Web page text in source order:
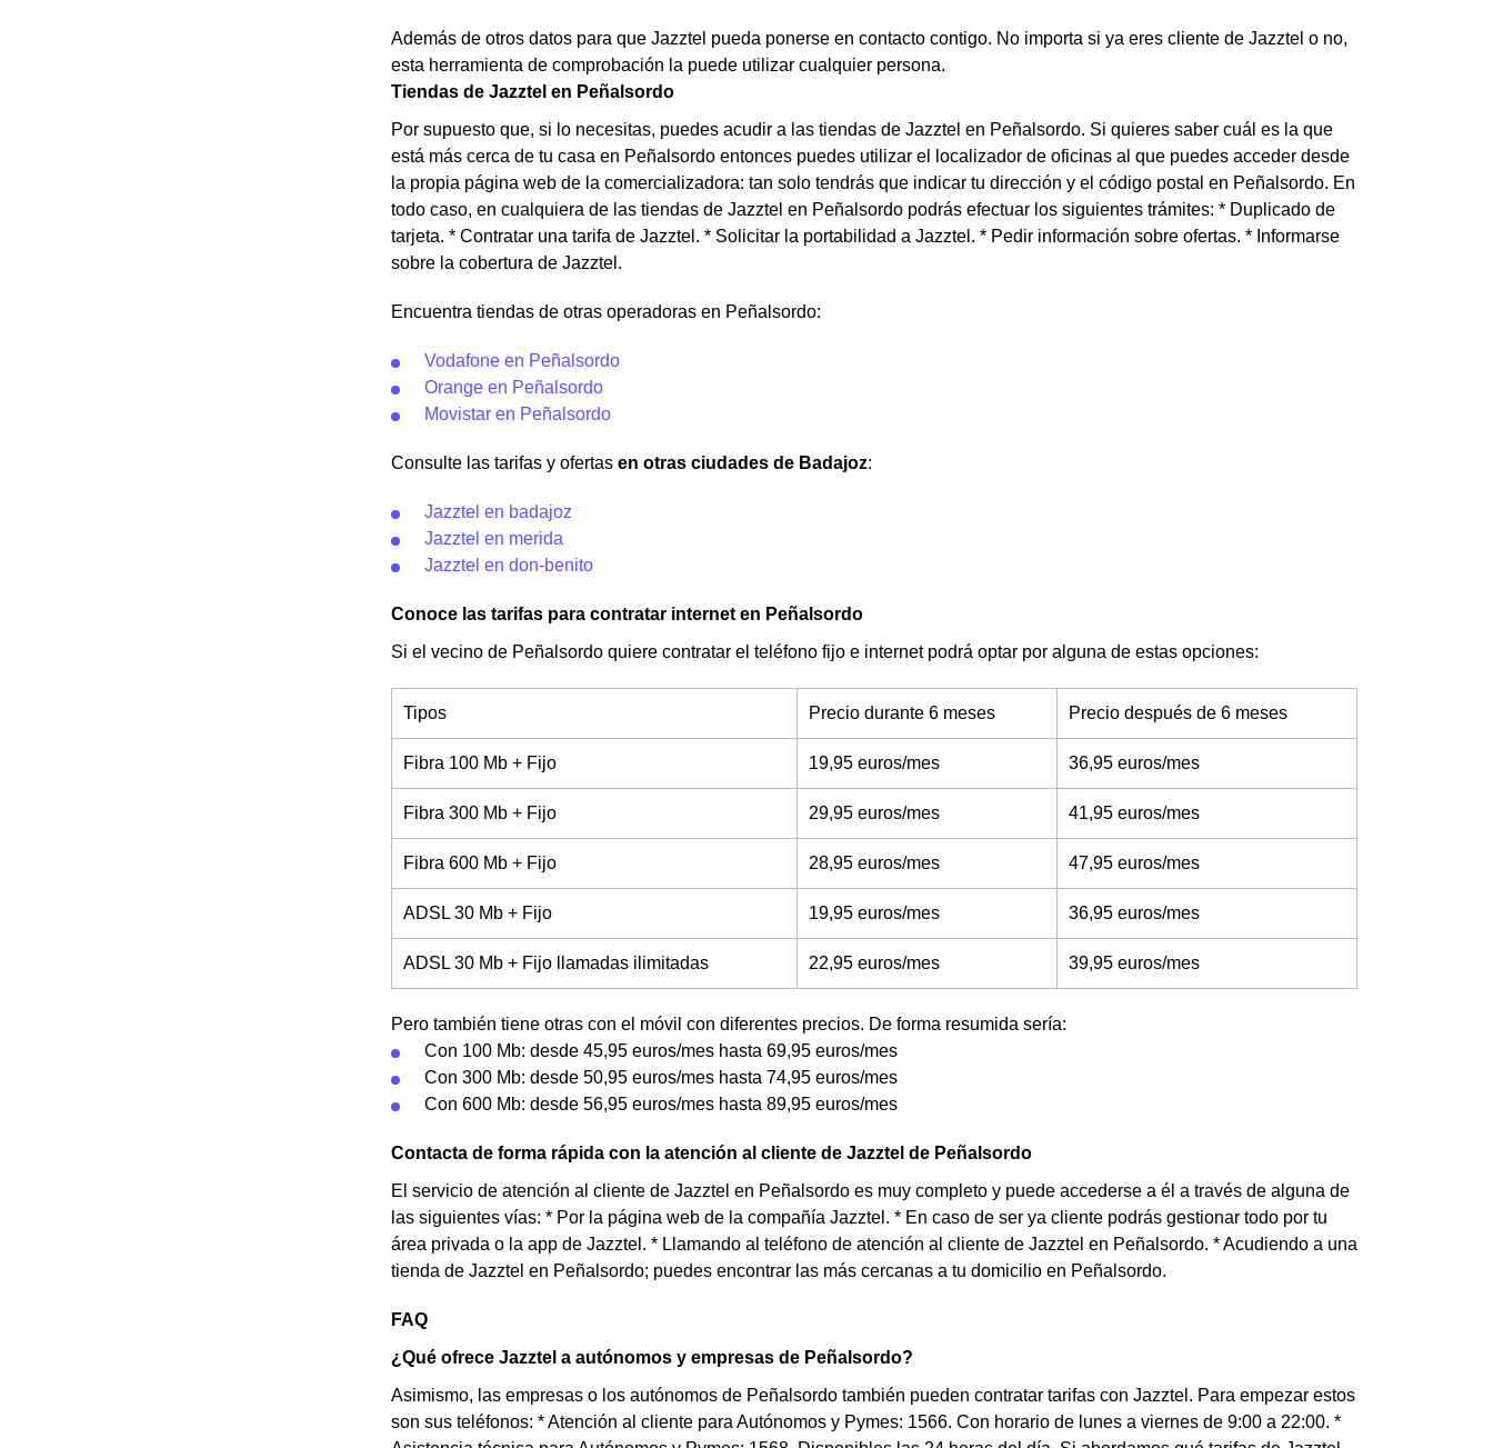
Además de otros datos para que Jazztel pueda ponerse en contacto contigo. No importa si ya eres cliente de Jazztel o no,
esta herramienta de comprobación la puede utilizar cualquier persona.
Tiendas de Jazztel en Peñalsordo
Por supuesto que, si lo necesitas, puedes acudir a las tiendas de Jazztel en Peñalsordo. Si quieres saber cuál es la que
está más cerca de tu casa en Peñalsordo entonces puedes utilizar el localizador de oficinas al que puedes acceder desde
la propia página web de la comercializadora: tan solo tendrás que indicar tu dirección y el código postal en Peñalsordo. En
todo caso, en cualquiera de las tiendas de Jazztel en Peñalsordo podrás efectuar los siguientes trámites: * Duplicado de
tarjeta. * Contratar una tarifa de Jazztel. * Solicitar la portabilidad a Jazztel. * Pedir información sobre ofertas. * Informarse
sobre la cobertura de Jazztel.
Encuentra tiendas de otras operadoras en Peñalsordo:
Vodafone en Peñalsordo
Orange en Peñalsordo
Movistar en Peñalsordo
Consulte las tarifas y ofertas en otras ciudades de Badajoz:
Jazztel en badajoz
Jazztel en merida
Jazztel en don-benito
Conoce las tarifas para contratar internet en Peñalsordo
Si el vecino de Peñalsordo quiere contratar el teléfono fijo e internet podrá optar por alguna de estas opciones:
Tipos Precio durante 6 meses Precio después de 6 meses
Fibra 100 Mb + Fijo 19,95 euros/mes 36,95 euros/mes
Fibra 300 Mb + Fijo 29,95 euros/mes 41,95 euros/mes
Fibra 600 Mb + Fijo 28,95 euros/mes 47,95 euros/mes
ADSL 30 Mb + Fijo 19,95 euros/mes 36,95 euros/mes
ADSL 30 Mb + Fijo llamadas ilimitadas 22,95 euros/mes 39,95 euros/mes
Pero también tiene otras con el móvil con diferentes precios. De forma resumida sería:
Con 100 Mb: desde 45,95 euros/mes hasta 69,95 euros/mes
Con 300 Mb: desde 50,95 euros/mes hasta 74,95 euros/mes
Con 600 Mb: desde 56,95 euros/mes hasta 89,95 euros/mes
Contacta de forma rápida con la atención al cliente de Jazztel de Peñalsordo
El servicio de atención al cliente de Jazztel en Peñalsordo es muy completo y puede accederse a él a través de alguna de
las siguientes vías: * Por la página web de la compañía Jazztel. * En caso de ser ya cliente podrás gestionar todo por tu
área privada o la app de Jazztel. * Llamando al teléfono de atención al cliente de Jazztel en Peñalsordo. * Acudiendo a una
tienda de Jazztel en Peñalsordo; puedes encontrar las más cercanas a tu domicilio en Peñalsordo.
FAQ
¿Qué ofrece Jazztel a autónomos y empresas de Peñalsordo?
Asimismo, las empresas o los autónomos de Peñalsordo también pueden contratar tarifas con Jazztel. Para empezar estos
son sus teléfonos: * Atención al cliente para Autónomos y Pymes: 1566. Con horario de lunes a viernes de 9:00 a 22:00. *